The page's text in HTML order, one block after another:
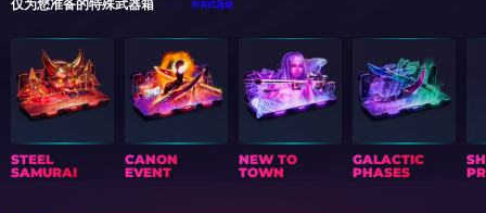
仅为您准备的特殊武器箱 所有武器箱
STEEL
SAMURAI
CANON
EVENT
NEW TO
TOWN
GALACTIC
PHASES